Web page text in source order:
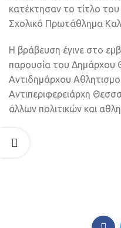
κατέκτησαν το τίτλο
Σχολικό Πρωτάθλημα
Η βράβευση έγινε στο
παρουσία του Δημάρχου
Αντιδημάρχου
Αντιπεριφερειάρχη
άλλων πολιτικών και